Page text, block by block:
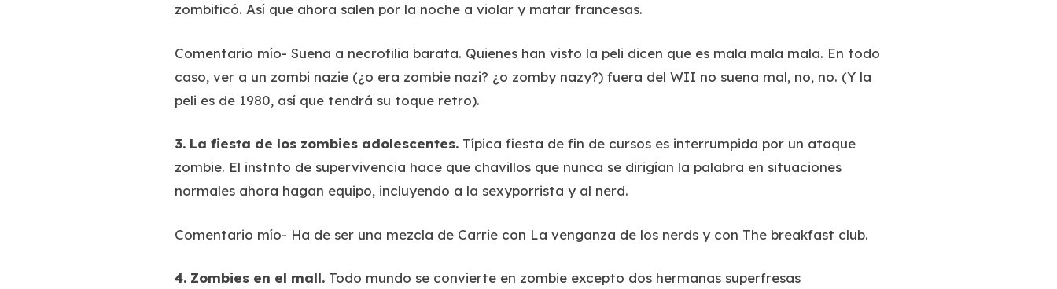
zombificó. Así que ahora salen por la noche a violar y matar francesas.
Comentario mío- Suena a necrofilia barata. Quienes han visto la peli dicen que es mala mala mala. En todo
caso, ver a un zombi nazie (¿o era zombie nazi? ¿o zomby nazy?) fuera del WII no suena mal, no, no. (Y la
peli es de 1980, así que tendrá su toque retro).
3. La fiesta de los zombies adolescentes. Típica fiesta de fin de cursos es interrumpida por un ataque
zombie. El instnto de supervivencia hace que chavillos que nunca se dirigían la palabra en situaciones
normales ahora hagan equipo, incluyendo a la sexyporrista y al nerd.
Comentario mío- Ha de ser una mezcla de Carrie con La venganza de los nerds y con The breakfast club.
4. Zombies en el mall. Todo mundo se convierte en zombie excepto dos hermanas superfresas